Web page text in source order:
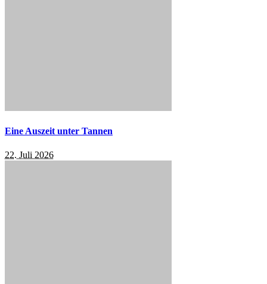
Eine Auszeit unter Tannen
22. Juli 2026